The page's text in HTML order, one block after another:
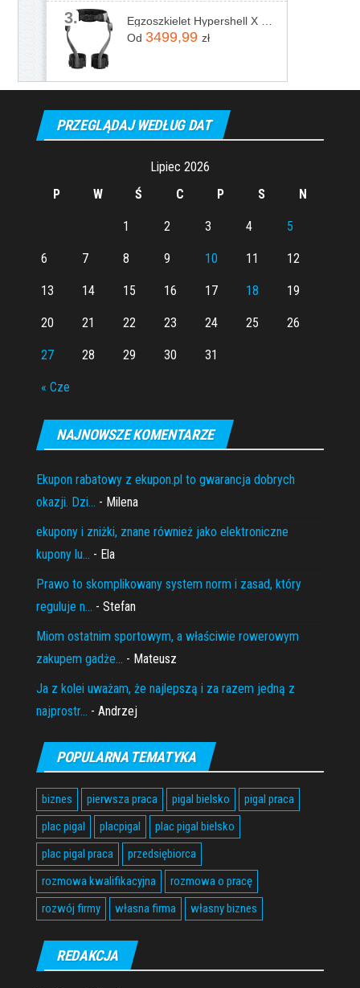
3.
Od 3499,99 zł
PRZEGLĄDAJ WEDŁUG DAT
Lipiec 2026
P
W Ś C P S N
« Cze
1 2 3 4 5
6 7 8 9 10 11 12
13 14 15 16 17 18 19
20 21 22 23 24 25 26
27 28 29 30 31
NAJNOWSZE KOMENTARZE
Ekupon rabatowy z ekupon.pl to gwarancja dobrych
okazji. Dzi... - Milena
ekupony i zniżki, znane również jako elektroniczne
kupony lu... - Ela
Prawo to skomplikowany system norm i zasad, który
reguluje n... - Stefan
Miom ostatnim sportowym, a właściwie rowerowym
zakupem gadże... - Mateusz
Ja z kolei uważam, że najlepszą i za razem jedną z
najprostr... - Andrzej
POPULARNA TEMATYKA
biznes pierwsza praca pigal bielsko
pigal praca
plac pigal
placpigal
plac pigal bielsko
plac pigal praca
przedsiębiorca
rozmowa kwalifikacyjna
rozmowa o pracę
rozwój firmy
własna firma własny biznes
REDAKCJA